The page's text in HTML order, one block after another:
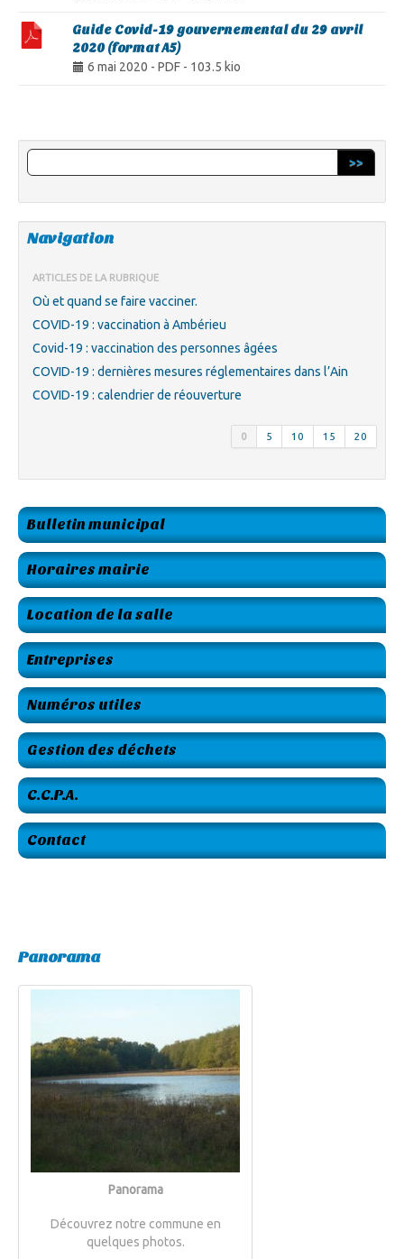
Guide Covid-19 gouvernemental du 29 avril
2020 (format A5)
6 mai 2020 - PDF - 103.5 kio
>>
Navigation
ARTICLES DE LA RUBRIQUE
Où et quand se faire vacciner.
COVID-19 : vaccination à Ambérieu
Covid-19 : vaccination des personnes âgées
COVID-19 : dernières mesures réglementaires dans l’Ain
COVID-19 : calendrier de réouverture
0 5 10 15 20
Bulletin municipal
Horaires mairie
Location de la salle
Entreprises
Numéros utiles
Gestion des déchets
C.C.P.A.
Contact
Panorama
Panorama
Découvrez notre commune en
quelques photos.